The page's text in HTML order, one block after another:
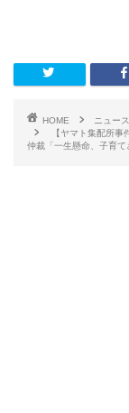
HOME ニュー
【ヤマト集配所
仲裁「一生懸命、子育て